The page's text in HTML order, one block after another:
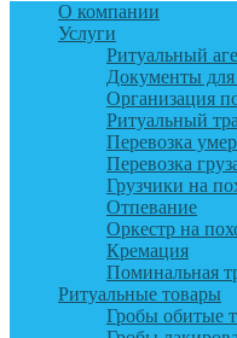
О компании
Услуги
Ритуальный
Документы
Организация
Ритуальный
Перевозка
Перевозка
Грузчики на
Отпевание
Оркестр на
Кремация
Поминальная
Ритуальные товары
Гробы обитые